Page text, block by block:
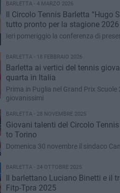
BARLETTA - 4 MARZO 2026
Il Circolo Tennis Barletta “Hugo
tutto pronto per la stagione 2026
Ieri pomeriggio la conferenza di
BARLETTA - 18 FEBBRAIO 2026
Barletta ai vertici del tennis
quarta in Italia
Prima in Puglia nel Grand Prix
giovanissimi
BARLETTA - 28 NOVEMBRE 2025
Giovani talenti del Circolo
to Torino
Domenica 30 novembre il sindaco
BARLETTA - 24 OTTOBRE 2025
Il barlettano Luciano Binetti e il
Fitp-Tpra 2025